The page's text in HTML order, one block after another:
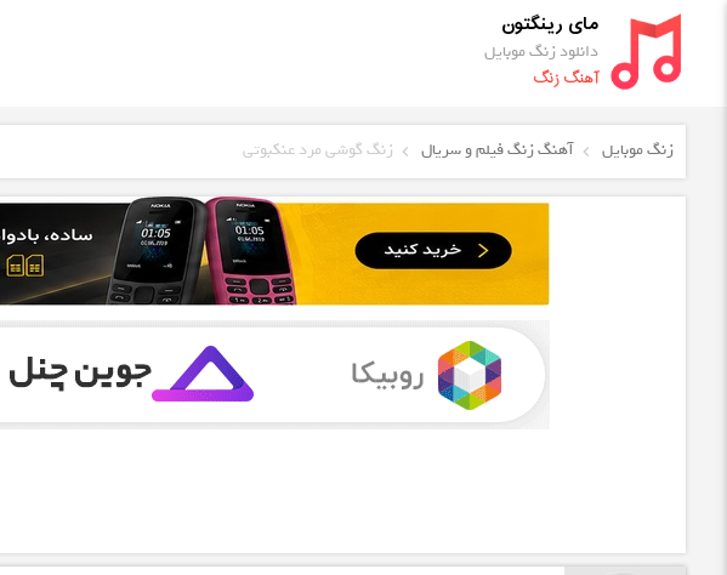
مای رینگتون
دانلود زنگ موبایل
آهنگ زنگ
زنگ موبایل آهنگ زنگ فیلم و سریال زنگ گوشی مرد عنکبوتی